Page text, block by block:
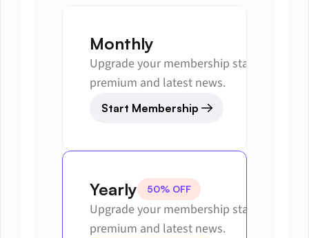
Monthly
Upgrade your membership status to get
premium and latest news.
Start Membership
Yearly 50% OFF
Upgrade your membership status to get
premium and latest news.